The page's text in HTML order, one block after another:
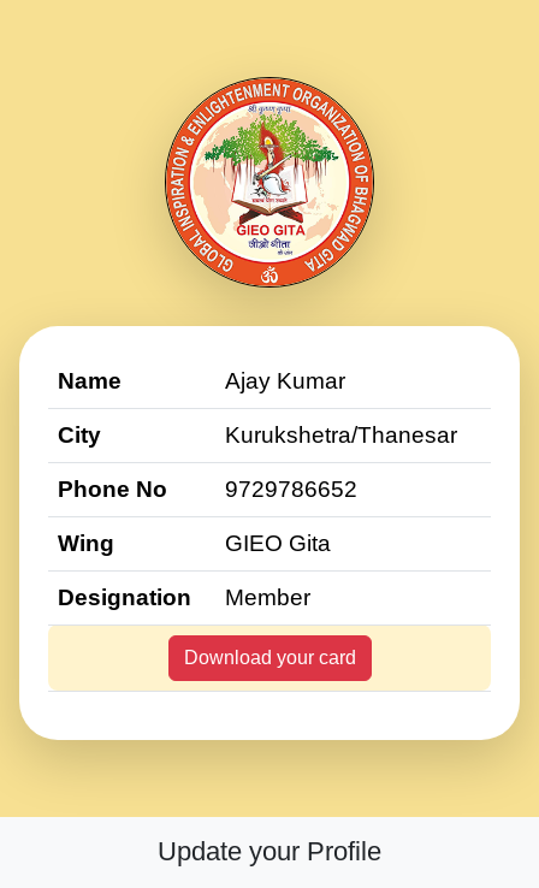
Name Ajay Kumar
City Kurukshetra/Thanesar
Phone No 9729786652
Wing GIEO Gita
Designation Member
Download your card
Update your Profile